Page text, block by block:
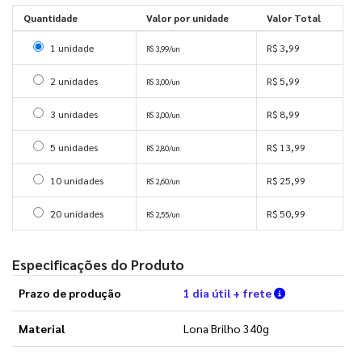
Quantidade Valor por unidade Valor Total
Selecionar 1 unidade
1 unidade R$ 3,99/un R$ 3,99
Selecionar 2 unidades
2 unidades R$ 3,00/un R$ 5,99
Selecionar 3 unidades
3 unidades R$ 3,00/un R$ 8,99
Selecionar 5 unidades
5 unidades R$ 2,80/un R$ 13,99
Selecionar 10 unidades
10 unidades R$ 2,60/un R$ 25,99
Selecionar 20 unidades
20 unidades R$ 2,55/un R$ 50,99
Especificações do Produto
Prazo de produção 1 dia útil + frete Verifique as
Material Lona Brilho 340g